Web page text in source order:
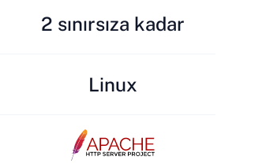
2 sınırsıza kadar
Linux